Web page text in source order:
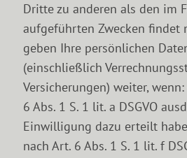
Dritte zu anderen als den im
aufgeführten Zwecken findet
geben Ihre persönlichen
(einschließlich
Versicherungen) weiter,
6 Abs. 1 S. 1 lit. a DSGVO
Einwilligung dazu erteilt
nach Art. 6 Abs. 1 S. 1 lit. f